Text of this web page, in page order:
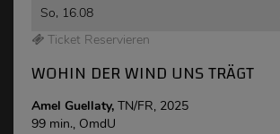
So, 16.08
Ticket Reservieren
WOHIN DER WIND UNS TRÄGT
Amel Guellaty, TN/FR, 2025
99 min., OmdU